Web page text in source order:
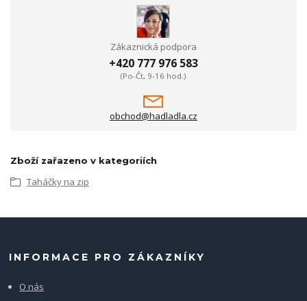
Zákaznická podpora
+420 777 976 583
(Po-Čt, 9-16 hod.)
obchod@hadladla.cz
Zboží zařazeno v kategoriích
Taháčky na zip
INFORMACE PRO ZÁKAZNÍKY
O nás